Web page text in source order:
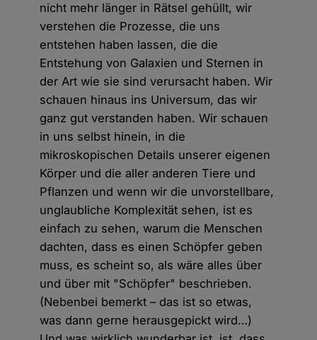
nicht mehr länger in Rätsel gehüllt, wir
verstehen die Prozesse, die uns
entstehen haben lassen, die die
Entstehung von Galaxien und Sternen in
der Art wie sie sind verursacht haben. Wir
schauen hinaus ins Universum, das wir
ganz gut verstanden haben. Wir schauen
in uns selbst hinein, in die
mikroskopischen Details unserer eigenen
Körper und die aller anderen Tiere und
Pflanzen und wenn wir die unvorstellbare,
unglaubliche Komplexität sehen, ist es
einfach zu sehen, warum die Menschen
dachten, dass es einen Schöpfer geben
muss, es scheint so, als wäre alles über
und über mit "Schöpfer" beschrieben.
(Nebenbei bemerkt – das ist so etwas,
was dann gerne herausgepickt wird…)